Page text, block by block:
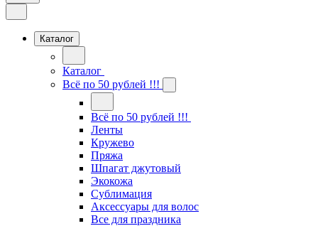
Каталог
Каталог
Всё по 50 рублей !!!
Всё по 50 рублей !!!
Ленты
Кружево
Пряжа
Шпагат джутовый
Экокожа
Сублимация
Аксессуары для волос
Все для праздника